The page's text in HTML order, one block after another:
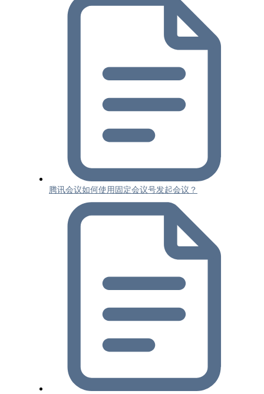
腾讯会议如何使用固定会议号发起会议？